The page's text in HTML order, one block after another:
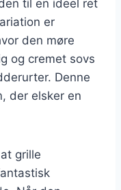
til en ideel ret
er
den møre
og cremet sovs
Denne
der elsker en
grille